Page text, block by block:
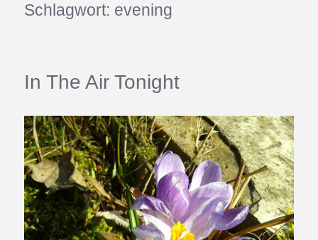
Schlagwort: evening
In The Air Tonight